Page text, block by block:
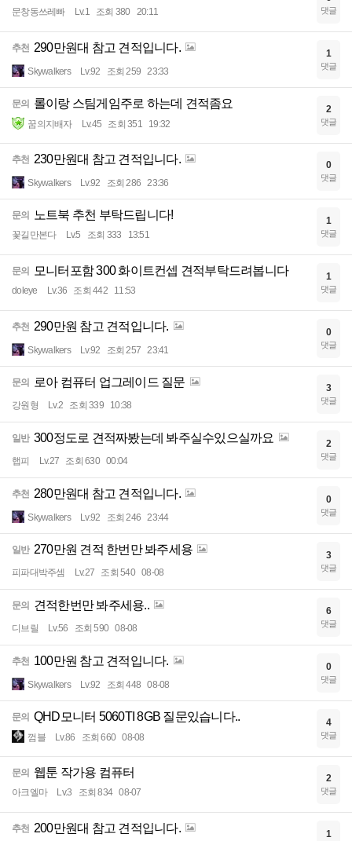
문창동쓰레빠 Lv.1 조회 380 20:11 댓글
추천 290만원대 참고 견적입니다.
Skywalkers Lv.92 조회 259 23:33
1
댓글
문의 롤이랑 스팀게임주로 하는데 견적좀요
꿈의지배자 Lv.45 조회 351 19:32
2
댓글
추천 230만원대 참고 견적입니다.
Skywalkers Lv.92 조회 286 23:36
0
댓글
문의 노트북 추천 부탁드립니다!
꽃길만본다 Lv.5 조회 333 13:51
1
댓글
문의 모니터포함 300 화이트컨셉 견적부탁드려봅니다
doleye Lv.36 조회 442 11:53
1
댓글
추천 290만원 참고 견적입니다.
Skywalkers Lv.92 조회 257 23:41
0
댓글
문의 로아 컴퓨터 업그레이드 질문
강원형 Lv.2 조회 339 10:38
3
댓글
일반 300정도로 견적짜봤는데 봐주실수있으실까요
햅피 Lv.27 조회 630 00:04
2
댓글
추천 280만원대 참고 견적입니다.
Skywalkers Lv.92 조회 246 23:44
0
댓글
일반 270만원 견적 한번만 봐주세용
피파대박주셈 Lv.27 조회 540 08-08
3
댓글
문의 견적한번만 봐주세용..
디브릴 Lv.56 조회 590 08-08
6
댓글
추천 100만원 참고 견적입니다.
Skywalkers Lv.92 조회 448 08-08
0
댓글
문의 QHD모니터 5060TI 8GB 질문있습니다..
껌블 Lv.86 조회 660 08-08
4
댓글
문의 웹툰 작가용 컴퓨터
아크엘마 Lv.3 조회 834 08-07
2
댓글
추천 200만원대 참고 견적입니다. 1